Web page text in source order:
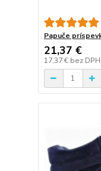
Papuče
21,37 €
17,37 € bez DPH